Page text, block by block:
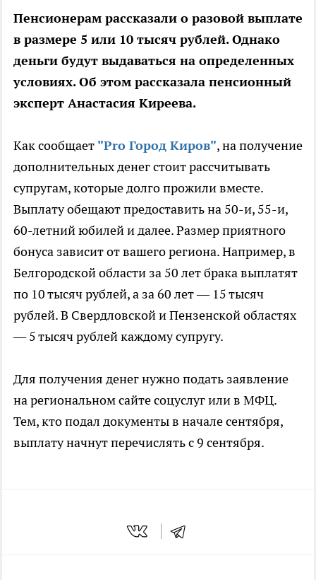
Пенсионерам рассказали о разовой выплате
в размере 5 или 10 тысяч рублей. Однако
деньги будут выдаваться на определенных
условиях. Об этом рассказала пенсионный
эксперт Анастасия Киреева.
Как сообщает "Pro Город Киров", на получение
дополнительных денег стоит рассчитывать
супругам, которые долго прожили вместе.
Выплату обещают предоставить на 50-и, 55-и,
60-летний юбилей и далее. Размер приятного
бонуса зависит от вашего региона. Например, в
Белгородской области за 50 лет брака выплатят
по 10 тысяч рублей, а за 60 лет — 15 тысяч
рублей. В Свердловской и Пензенской областях
— 5 тысяч рублей каждому супругу.
Для получения денег нужно подать заявление
на региональном сайте соцуслуг или в МФЦ.
Тем, кто подал документы в начале сентября,
выплату начнут перечислять с 9 сентября.